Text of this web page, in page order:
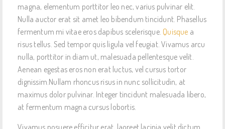
magna, elementum porttitor leo nec, varius pulvinar elit.
Nulla auctor erat sit amet leo bibendum tincidunt. Phasellus
fermentum mi vitae eros dapibus scelerisque. Quisque a
risus tellus. Sed tempor quis ligula vel feugiat. Vivamus arcu
nulla, porttitor in diam ut, malesuada pellentesque velit.
Aenean egestas eros non erat luctus, vel cursus tortor
dignissim.Nullam rhoncus risus in nunc sollicitudin, at
maximus dolor pulvinar. Integer tincidunt malesuada libero,
at fermentum magna cursus lobortis.
Vivamus posuere efficitur erat, laoreet lacinia velit dictum